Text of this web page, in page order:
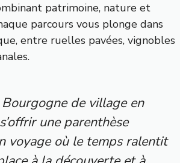
patrimoine, nature et
parcours vous plonge dans
entre ruelles pavées, vignobles
de village en
une parenthèse
voyage où le temps ralentit